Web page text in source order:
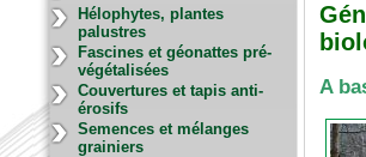
Hélophytes, plantes
palustres
Fascines et géonattes pré-
végétalisées
Couvertures et tapis anti-
érosifs
Semences et mélanges
grainiers
A